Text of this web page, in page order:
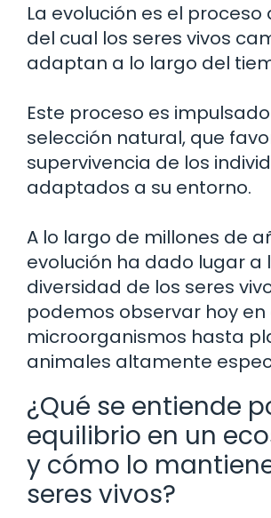
La evolución es el proceso
del cual los seres vivos
adaptan a lo largo del
Este proceso es
selección natural, que
supervivencia de los
adaptados a su entorno.
A lo largo de millones de
evolución ha dado lugar a
diversidad de los seres
podemos observar hoy
microorganismos hasta
animales altamente
¿Qué se entiende
equilibrio en un
y cómo lo
seres vivos?